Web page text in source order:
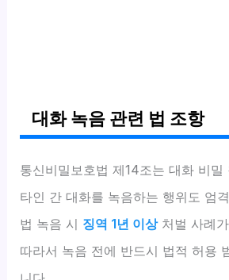
대화 녹음 관련 법 조항
통신비밀보호법 제14조는 대화 비밀
타인 간 대화를 녹음하는 행위도 엄
법 녹음 시 징역 1년 이상처벌 사례
따라서 녹음 전에 반드시 법적 허용